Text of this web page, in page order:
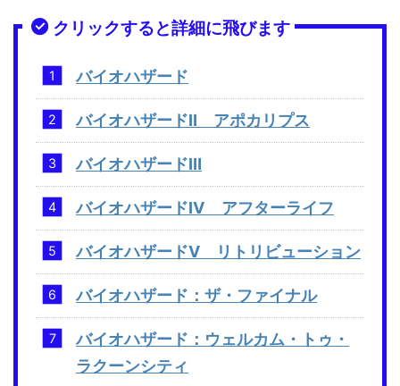
クリックすると詳細に飛びます
バイオハザード
バイオハザードⅡ アポカリプス
バイオハザードⅢ
バイオハザードⅣ アフターライフ
バイオハザードⅤ リトリビューション
バイオハザード：ザ・ファイナル
バイオハザード：ウェルカム・トゥ・
ラクーンシティ